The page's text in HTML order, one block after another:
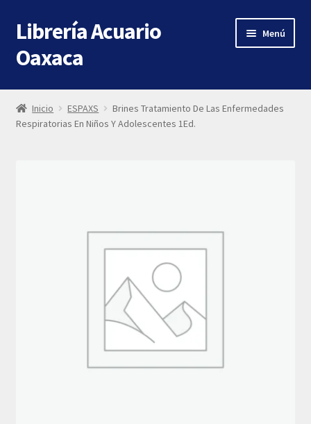
Ir
a
la
Ir
al
contenido
Librería Acuario
Oaxaca
Menú
Inicio
About
Inicio ESPAXS
Brines Tratamiento De Las Enfermedades
Respiratorias En Niños Y Adolescentes 1Ed.